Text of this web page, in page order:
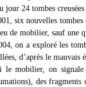
jour 24 tombes
six nouvelles tombes
de mobilier, sauf une
on a exploré les
d’après le mauvais
le mobilier, on signale
des fragments